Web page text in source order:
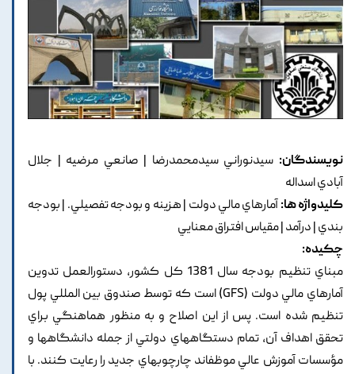
نویسندگان: سيدنوراني سيدمحمدرضا | صانعي مرضيه | جلال
آبادي اسداله
کلیدواژه ها: آمارهاي مالي دولت | هزينه و بودجه تفصيلي. | بودجه
بندي | درآمد | مقياس افتراق معنايي
چکیده:
مبناي تنظيم بودجه سال 1381 کل کشور, دستورالعمل تدوين
آمارهاي مالي دولت (GFS) است که توسط صندوق بين المللي پول
تنظيم شده است. پس از اين اصلاح و به منظور هماهنگي براي
تحقق اهداف آن, تمام دستگاههاي دولتي از جمله دانشگاهها و
مؤسسات آموزش عالي موظف‎اند چارچوبهاي جديد را رعايت کنند. با